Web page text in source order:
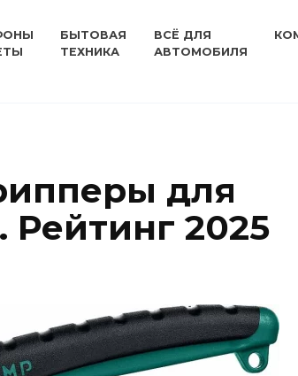
БЫТОВАЯ
ТЕХНИКА
ВСЁ ДЛЯ
АВТОМОБИЛЯ
для
Рейтинг 2025